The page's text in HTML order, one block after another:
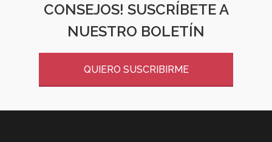
CONSEJOS! SUSCRÍBETE A
NUESTRO BOLETÍN
QUIERO SUSCRIBIRME